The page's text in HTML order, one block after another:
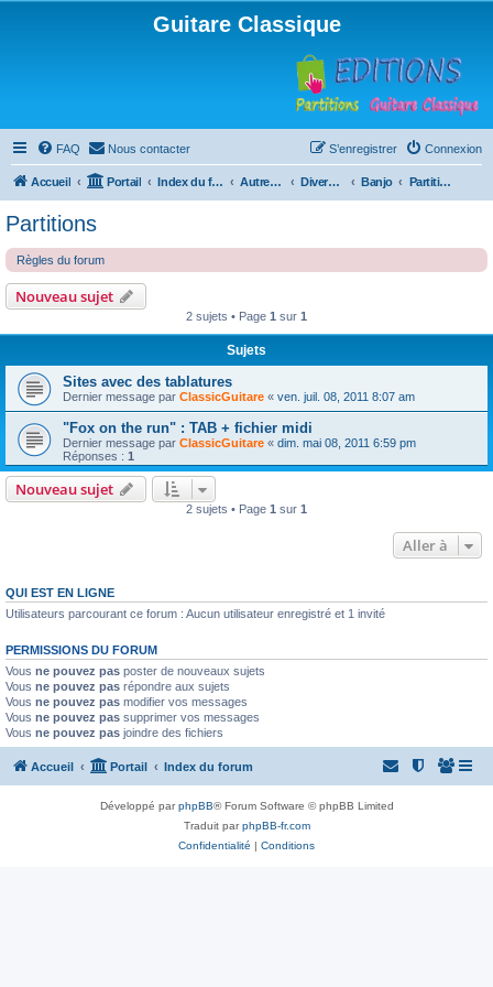
Guitare Classique
FAQ Nous contacter Connexion
S’enregistrer
Accueil Portail Index du forum Autres instruments à cordes pincées, ou styles Divers instruments Banjo Partitions
Partitions
Règles du forum
Nouveau sujet
2 sujets • Page 1 sur 1
Sujets
Sites avec des tablatures
Dernier message par ClassicGuitare « ven. juil. 08, 2011 8:07 am
"Fox on the run" : TAB + fichier midi
Dernier message par ClassicGuitare « dim. mai 08, 2011 6:59 pm
Réponses : 1
Nouveau sujet
2 sujets • Page 1 sur 1
Aller à
QUI EST EN LIGNE
Utilisateurs parcourant ce forum : Aucun utilisateur enregistré et 1 invité
PERMISSIONS DU FORUM
Vous ne pouvez pas poster de nouveaux sujets
Vous ne pouvez pas répondre aux sujets
Vous ne pouvez pas modifier vos messages
Vous ne pouvez pas supprimer vos messages
Vous ne pouvez pas joindre des fichiers
Accueil Portail Index du forum
Développé parphpBB® Forum Software © phpBB Limited
Traduit parphpBB-fr.com
Confidentialité | Conditions